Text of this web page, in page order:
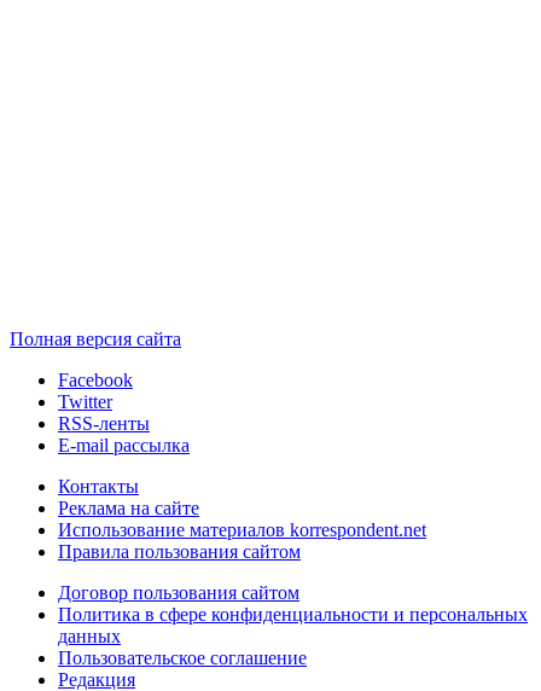
Полная версия сайта
Facebook
Twitter
RSS-ленты
E-mail рассылка
Контакты
Реклама на сайте
Использование материалов korrespondent.net
Правила пользования сайтом
Договор пользования сайтом
Политика в сфере конфиденциальности и персональных
данных
Пользовательское соглашение
Редакция